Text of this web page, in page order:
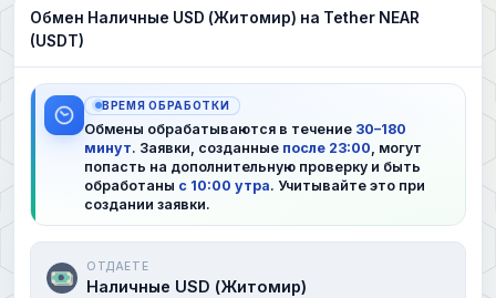
Обмен Наличные USD (Житомир) на Tether NEAR
(USDT)
ВРЕМЯ ОБРАБОТКИ
Обмены обрабатываются в течение 30–180
минут. Заявки, созданные после 23:00 , могут
попасть на дополнительную проверку и быть
обработаны с 10:00 утра. Учитывайте это при
создании заявки.
ОТДАЕТЕ
Наличные USD (Житомир)